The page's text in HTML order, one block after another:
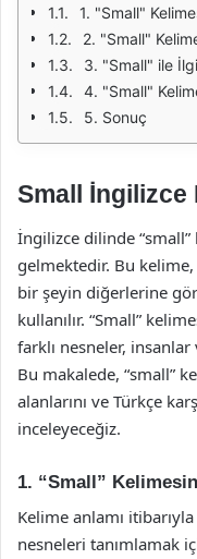
1. "Small"
2. "Small"
3. "Small" ile
4. "Small"
5. Sonuç
Small İngilizce
İngilizce dilinde “small”
gelmektedir. Bu
bir şeyin diğerlerine
kullanılır. “Small”
farklı nesneler,
Bu makalede, “small”
alanlarını ve Türkçe
inceleyeceğiz.
1. “Small”
Kelime anlamı
nesneleri tanımlamak